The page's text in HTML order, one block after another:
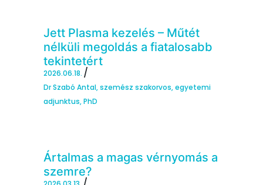
Jett Plasma kezelés – Műtét
nélküli megoldás a fiatalosabb
tekintetért
2026.06.18.
Dr Szabó Antal, szemész szakorvos, egyetemi
adjunktus, PhD
Ártalmas a magas vérnyomás a
szemre?